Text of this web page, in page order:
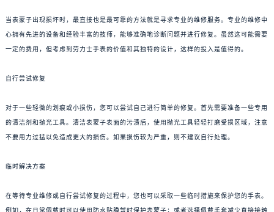
当表蒙子出现损坏时，最直接也是最可靠的方法就是寻求专业的维修服务。专业的维修中
心拥有先进的设备和经验丰富的技师，能够准确地诊断问题并进行修复。虽然这可能需要
一定的费用，但考虑到劳力士手表的价值和其独特的设计，这样的投入是值得的。
自行尝试修复
对于一些轻微的划痕或小损伤，您可以尝试自己进行简单的修复。首先需要准备一些专用
的清洁剂和抛光工具。清洁表蒙子表面的污渍后，使用抛光工具轻轻打磨受损区域，注意
不要用力过猛以免造成更大的损伤。如果损伤较为严重，则不建议自行处理。
临时解决方案
在等待专业维修或自行尝试修复的过程中，您也可以采取一些临时措施来保护您的手表。
例如，在日常佩戴时可以使用防水贴膜暂时保护表蒙子；或者选择佩戴手套减少直接接触